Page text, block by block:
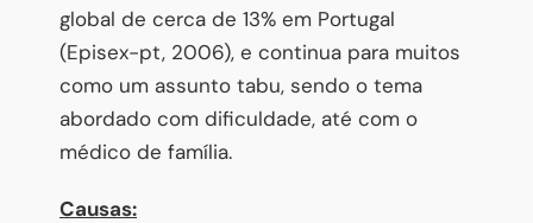
global de cerca de 13% em Portugal
(Episex-pt, 2006), e continua para muitos
como um assunto tabu, sendo o tema
abordado com dificuldade, até com o
médico de família.
Causas: